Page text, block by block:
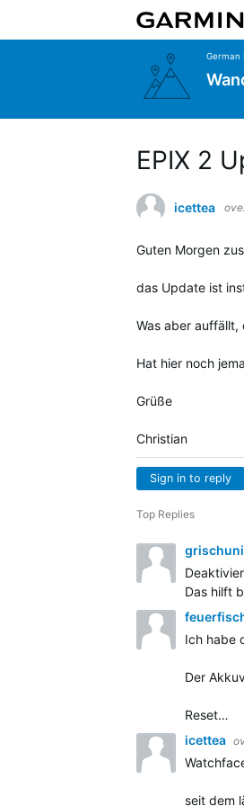
German
EPIX 2
icettea
Guten Morgen
das Update ist
Was aber
Hat hier noch
Grüße
Christian
Sign in to reply
Top Replies
grischuni
Das hilft
Ich habe
Der
Reset…
icettea
seit dem